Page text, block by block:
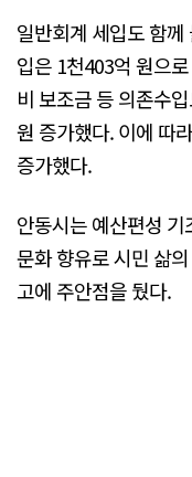
일반회계 세입도 함
입은 1천403억 원으
비 보조금 등 의존수
원 증가했다. 이에 따
증가했다.
안동시는 예산편성
문화 향유로 시민 삶
고에 주안점을 뒀다.